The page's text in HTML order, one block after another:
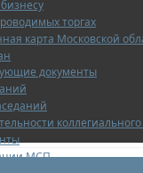
торгах
карта Московской
документы
МСП